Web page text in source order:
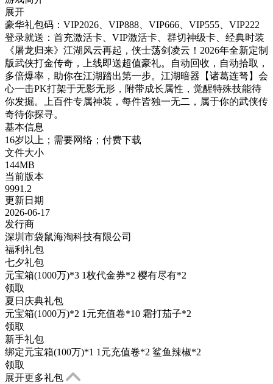
展开
豪华礼包码：VIP2026、VIP888、VIP666、VIP555、VIP222
登录就送：首充激活卡、VIP激活卡、群切神级卡、经典时装
《屠龙归来》江湖风云再起，侠士荡剑凌云！2026年全新定制
版武侠打金传奇，上线即送超值豪礼。自动回收，自动拾取，
多倍爆率，助你在江湖踏出第一步。江湖暗器【诸葛连弩】会
心一击PK打架于无影无形，附带成长属性，觉醒特殊技能待
你发掘。上百件专属神装，每件皆独一无二，属于你的武侠传
奇待你探寻。
基本信息
16岁以上；需要网络；付费下载
文件大小
144MB
当前版本
9991.2
更新日期
2026-06-17
发行商
深圳市袋鼠海淘科技有限公司
福利礼包
七夕礼包
元宝箱(1000万)*3 1枚代金券*2 樱有尽有*2
领取
夏日庆典礼包
元宝箱(1000万)*2 1元充值卷*10 霜打茄子*2
领取
新手礼包
绑定元宝箱(100万)*1 1元充值卷*2 鲨鱼辣椒*2
领取
展开更多礼包